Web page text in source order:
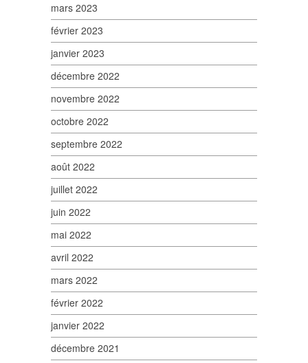
mars 2023
février 2023
janvier 2023
décembre 2022
novembre 2022
octobre 2022
septembre 2022
août 2022
juillet 2022
juin 2022
mai 2022
avril 2022
mars 2022
février 2022
janvier 2022
décembre 2021